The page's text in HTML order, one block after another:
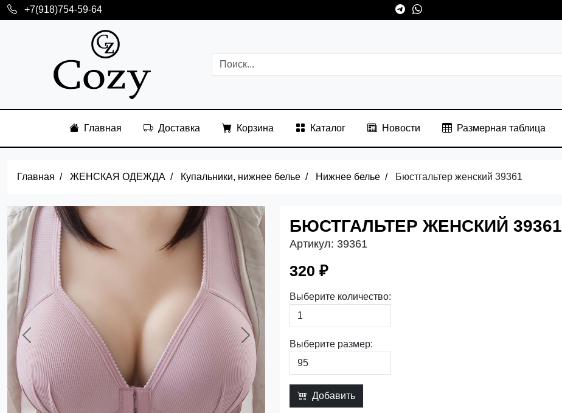
+7(918)754-59-64
Главная Доставка Корзина Каталог Новости Размерная таблица
Главная ЖЕНСКАЯ ОДЕЖДА Купальники, нижнее белье Нижнее белье Бюстгальтер женский 39361
Previous Next
БЮСТГАЛЬТЕР ЖЕНСКИЙ 39361
Артикул: 39361
320 ₽
Выберите количество:
Выберите размер:
Добавить